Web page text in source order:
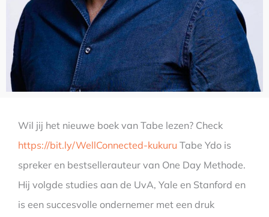
Wil jij het nieuwe boek van Tabe lezen? Check
https://bit.ly/WellConnected-kukuru Tabe Ydo is
spreker en bestsellerauteur van One Day Methode.
Hij volgde studies aan de UvA, Yale en Stanford en
is een succesvolle ondernemer met een druk